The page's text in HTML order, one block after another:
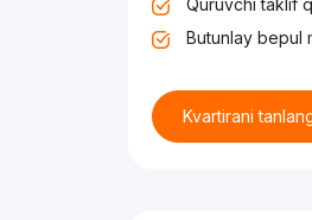
Quruvchi taklif
Butunlay bepul
Kvartirani